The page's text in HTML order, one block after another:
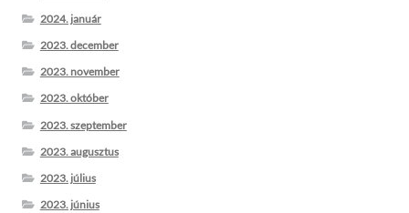
2024. január
2023. december
2023. november
2023. október
2023. szeptember
2023. augusztus
2023. július
2023. június